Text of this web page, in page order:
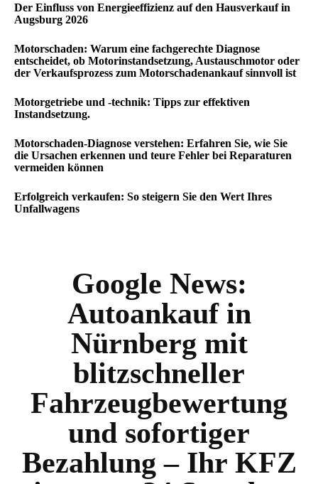
Der Einfluss von Energieeffizienz auf den Hausverkauf in
Augsburg 2026
Motorschaden: Warum eine fachgerechte Diagnose
entscheidet, ob Motorinstandsetzung, Austauschmotor oder
der Verkaufsprozess zum Motorschadenankauf sinnvoll ist
Motorgetriebe und -technik: Tipps zur effektiven
Instandsetzung.
Motorschaden-Diagnose verstehen: Erfahren Sie, wie Sie
die Ursachen erkennen und teure Fehler bei Reparaturen
vermeiden können
Erfolgreich verkaufen: So steigern Sie den Wert Ihres
Unfallwagens
Google News:
Autoankauf in
Nürnberg mit
blitzschneller
Fahrzeugbewertung
und sofortiger
Bezahlung – Ihr KFZ